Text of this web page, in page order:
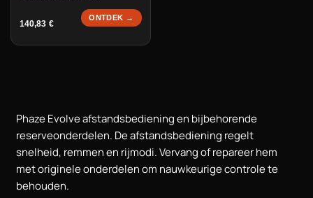
140,83 €
ONTDEK →
Phaze Evolve afstandsbediening en bijbehorende
reserveonderdelen. De afstandsbediening regelt
snelheid, remmen en rijmodi. Vervang of repareer hem
met originele onderdelen om nauwkeurige controle te
behouden.